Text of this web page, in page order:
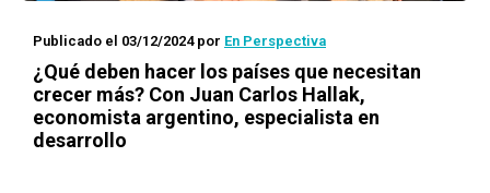
Publicado el 03/12/2024por En Perspectiva
¿Qué deben hacer los países que necesitan
crecer más? Con Juan Carlos Hallak,
economista argentino, especialista en
desarrollo